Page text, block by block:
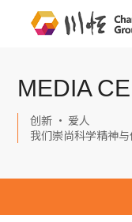
MEDIA
创新 · 爱人
我们崇尚科学精神